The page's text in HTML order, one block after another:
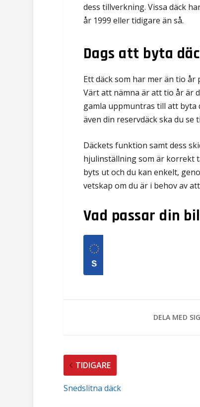
dess tillverkning. Vissa däck
år 1999 eller tidigare än så.
Dags att byta
Ett däck som har mer än tio år
Värt att nämna är att tio år är
gamla uppmuntras till att byta
även din reservdäck ska du se
Däckets funktion samt dess
hjulinställning som är korrekt
byts ut och du kan enkelt,
vetskap om du är i behov av
Vad passar din
DELA MED
TIDIGARE
Snedslitna däck